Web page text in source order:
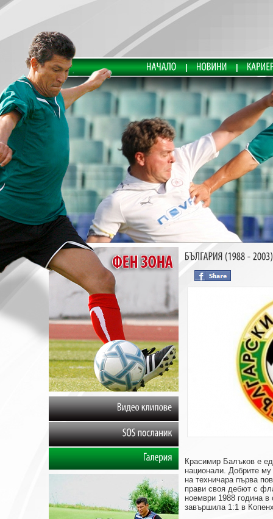
Красимир Балъков е
национали. Добрите му
на техничара първа
прави своя дебют с
ноември 1988 година
завършила 1:1 в